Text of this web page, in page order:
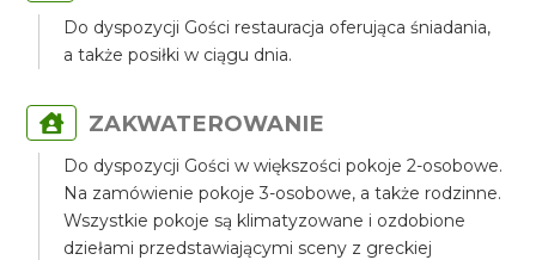
Do dyspozycji Gości restauracja oferująca śniadania,
a także posiłki w ciągu dnia.
ZAKWATEROWANIE
Do dyspozycji Gości w większości pokoje 2-osobowe.
Na zamówienie pokoje 3-osobowe, a także rodzinne.
Wszystkie pokoje są klimatyzowane i ozdobione
dziełami przedstawiającymi sceny z greckiej